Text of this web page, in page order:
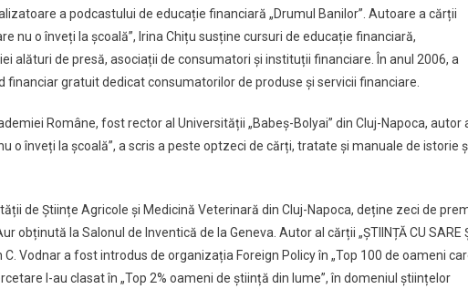
scris
a podcastului de educație financiară „Drumul Banilor”. Autoare a cărții
nu o înveți la școală”, Irina Chițu susține cursuri de educație financiară,
alături de presă, asociații de consumatori și instituții financiare. În anul 2006, a
financiar gratuit dedicat consumatorilor de produse și servicii financiare.
Române, fost rector al Universității „Babeș-Bolyai” din Cluj-Napoca, autor
o înveți la școală”, a scris a peste optzeci de cărți, tratate și manuale de istorie
de Științe Agricole și Medicină Veterinară din Cluj-Napoca, deține zeci de
obținută la Salonul de Inventică de la Geneva. Autor al cărții „ȘTIINȚĂ CU SARE
C. Vodnar a fost introdus de organizația Foreign Policy în „Top 100 de oameni
l-au clasat în „Top 2% oameni de știință din lume”, în domeniul științelor